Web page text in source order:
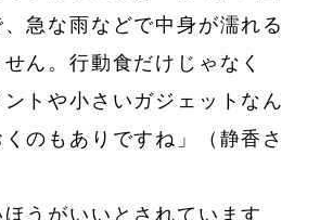
急な雨などで中身が濡れる
ん。行動食だけじゃなく
トや小さいガジェットなん
のもありですね」（静香さ
うがいいとされています